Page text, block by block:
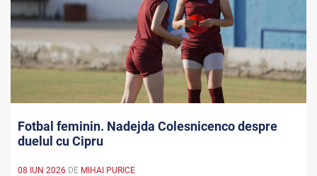
Fotbal feminin. Nadejda Colesnicenco despre
duelul cu Cipru
08 IUN 2026 DE MIHAI PURICE